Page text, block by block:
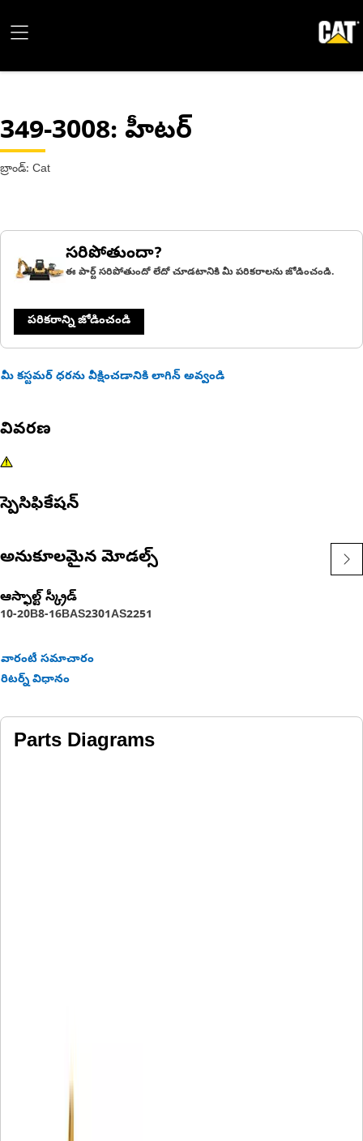
349-3008: హీటర్
బ్రాండ్: Cat
సరిపోతుందా?
ఈ పార్ట్ సరిపోతుందో లేదో చూడటానికి మీ పరికరాలను జోడించండి.
పరికరాన్ని జోడించండి
మీ కస్టమర్ ధరను వీక్షించడానికి లాగిన్ అవ్వండి
వివరణ
స్పెసిఫికేషన్
అనుకూలమైన మోడల్స్
ఆస్ఫాల్ట్ స్క్రీడ్
10-20B8-16BAS2301AS2251
వారంటీ సమాచారం
రిటర్న్ విధానం
Parts Diagrams